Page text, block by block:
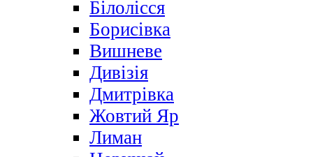
Білолісся
Борисівка
Вишневе
Дивізія
Дмитрівка
Жовтий Яр
Лиман